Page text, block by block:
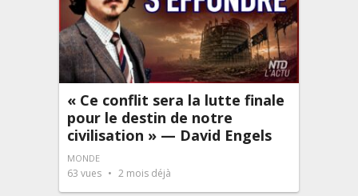
« Ce conflit sera la lutte finale
pour le destin de notre
civilisation » — David Engels
MONDE
63 vues 2 mois déjà